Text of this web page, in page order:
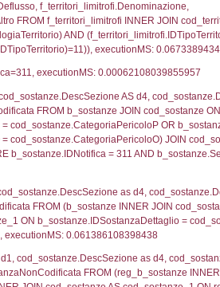
AND
executionMS:
=
AND
f_territori_limitrofi INNER
AND
executionMS: